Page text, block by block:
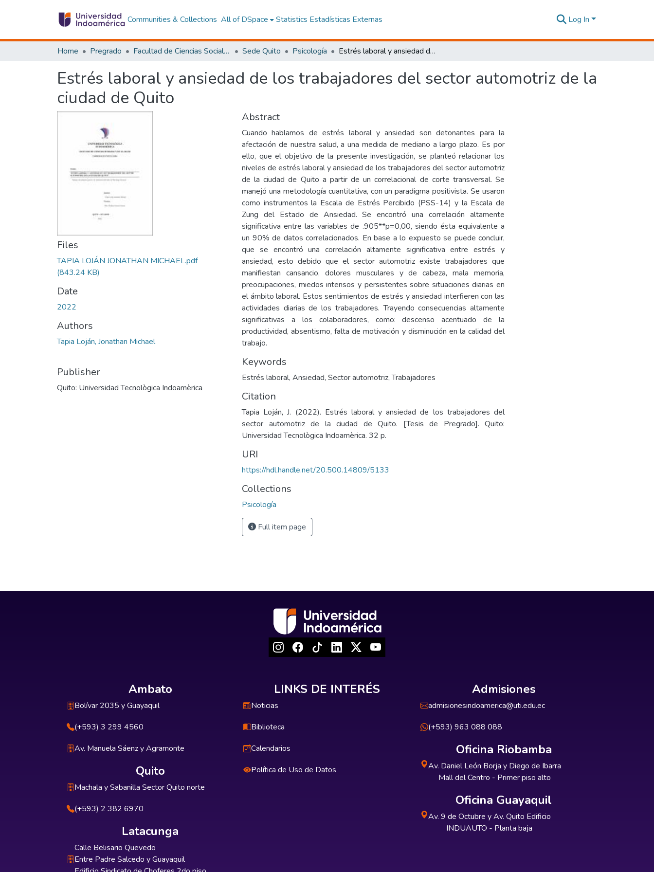
Communities & Collections All of DSpace Statistics Estadísticas Externas Log In
Home Pregrado Facultad de Ciencias Sociales y Humanas Sede Quito Psicología Estrés laboral y ansiedad de los trabajadores del sector automotriz de la ciudad de Quito
Estrés laboral y ansiedad de los trabajadores del sector automotriz de la
ciudad de Quito
Files
TAPIA LOJÁN JONATHAN MICHAEL.pdf
(843.24 KB)
Date
2022
Authors
Tapia Loján, Jonathan Michael
Publisher
Quito: Universidad Tecnològica Indoamèrica
Abstract
Cuando hablamos de estrés laboral y ansiedad son detonantes para la
afectación de nuestra salud, a una medida de mediano a largo plazo. Es por
ello, que el objetivo de la presente investigación, se planteó relacionar los
niveles de estrés laboral y ansiedad de los trabajadores del sector automotriz
de la ciudad de Quito a partir de un correlacional de corte transversal. Se
manejó una metodología cuantitativa, con un paradigma positivista. Se usaron
como instrumentos la Escala de Estrés Percibido (PSS-14) y la Escala de
Zung del Estado de Ansiedad. Se encontró una correlación altamente
significativa entre las variables de .905**p=0,00, siendo ésta equivalente a
un 90% de datos correlacionados. En base a lo expuesto se puede concluir,
que se encontró una correlación altamente significativa entre estrés y
ansiedad, esto debido que el sector automotriz existe trabajadores que
manifiestan cansancio, dolores musculares y de cabeza, mala memoria,
preocupaciones, miedos intensos y persistentes sobre situaciones diarias en
el ámbito laboral. Estos sentimientos de estrés y ansiedad interfieren con las
actividades diarias de los trabajadores. Trayendo consecuencias altamente
significativas a los colaboradores, como: descenso acentuado de la
productividad, absentismo, falta de motivación y disminución en la calidad del
trabajo.
Keywords
Estrés laboral, Ansiedad, Sector automotriz,Trabajadores
Citation
Tapia Loján, J. (2022). Estrés laboral y ansiedad de los trabajadores del
sector automotriz de la ciudad de Quito. [Tesis de Pregrado]. Quito:
Universidad Tecnològica Indoamèrica. 32 p.
URI
https://hdl.handle.net/20.500.14809/5133
Collections
Psicología
Full item page
Ambato
Bolívar 2035 y Guayaquil
(+593) 3 299 4560
Av. Manuela Sáenz y Agramonte
Quito
Machala y Sabanilla Sector Quito norte
(+593) 2 382 6970
Latacunga
Calle Belisario Quevedo
Entre Padre Salcedo y Guayaquil
LINKS DE INTERÉS
Noticias
Biblioteca
Calendarios
Política de Uso de Datos
Admisiones
admisionesindoamerica@uti.edu.ec
(+593) 963 088 088
Oficina Riobamba
Av. Daniel León Borja y Diego de Ibarra
Mall del Centro - Primer piso alto
Oficina Guayaquil
Av. 9 de Octubre y Av. Quito Edificio
INDUAUTO - Planta baja